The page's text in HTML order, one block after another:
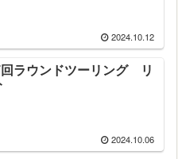
2024.10.12
ラウンドツーリング リ
2024.10.06